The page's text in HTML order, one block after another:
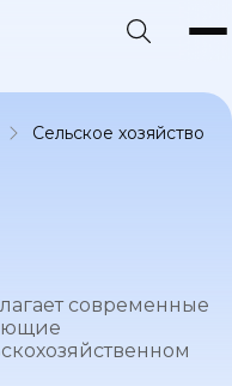
Сельское хозяйство
современные